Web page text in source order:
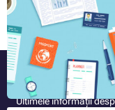
documente sunt potrivite.
Articolul complet »
Ultimele informații